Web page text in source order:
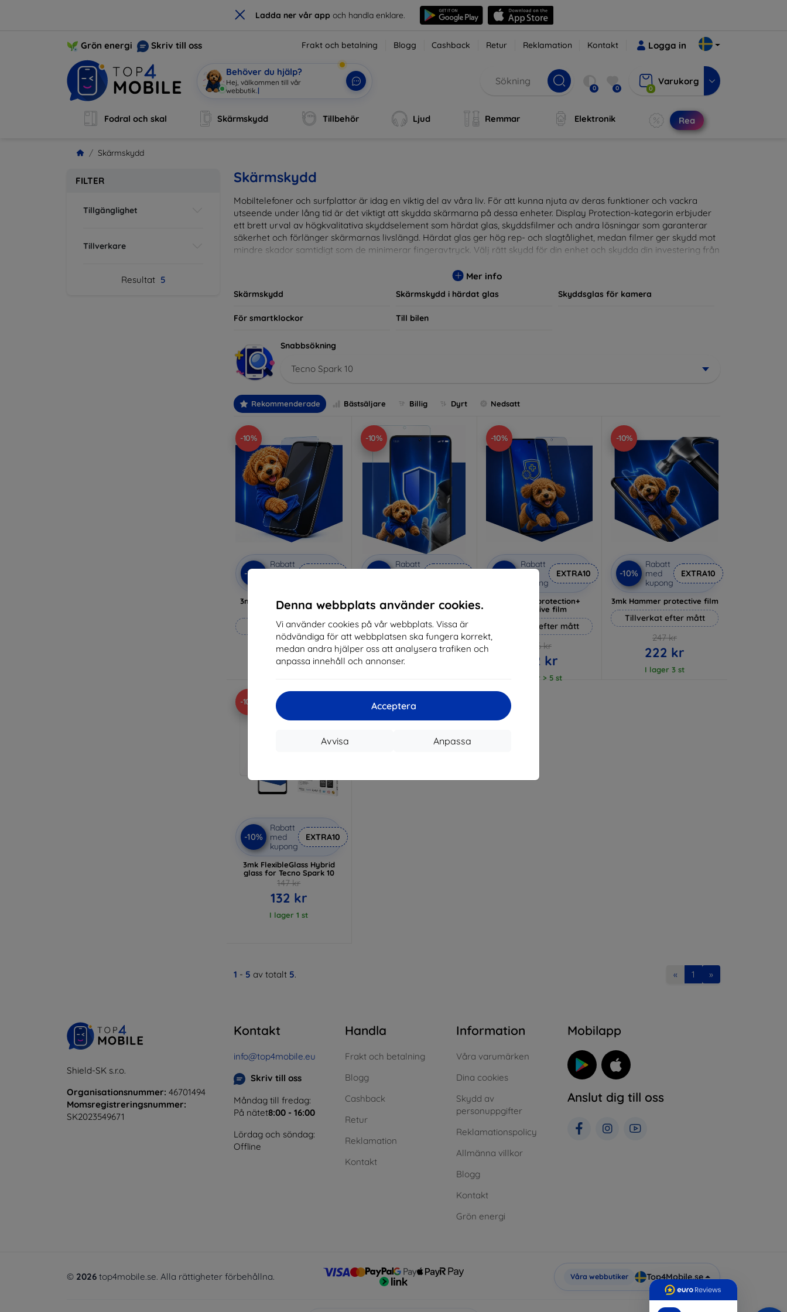
× Ladda ner vår app och handla enklare.
Denna webbplats använder cookies.
Vi använder cookies på vår webbplats. Vissa är
nödvändiga för att webbplatsen ska fungera korrekt,
medan andra hjälper oss att analysera trafiken och
anpassa innehåll och annonser.
Acceptera
Anpassa
Avvisa
Grön energi Skriv till oss Frakt och betalning Blogg Cashback Retur Reklamation Kontakt Logga in
Behöver du hjälp?
Hej, välkommen till vår w 0 0 0
Varukorg
Fodral och skal Skärmskydd Tillbehör Ljud Remmar Elektronik Rea
Skärmskydd
FILTER
Tillgänglighet
Tillverkare
Resultat 5
Skärmskydd
Mobiltelefoner och surfplattor är idag en viktig del av våra liv. För att kunna njuta av deras funktioner och vackra
utseende under lång tid är det viktigt att skydda skärmarna på dessa enheter. Display Protection-kategorin erbjuder
ett brett urval av högkvalitativa skyddselement som härdat glas, skyddsfilmer och andra lösningar som garanterar
säkerhet och förlänger skärmarnas livslängd. Härdat glas ger hög rep- och slagtålighet, medan filmer ger skydd mot
mindre skador samtidigt som de minimerar fingeravtryck. Välj rätt skydd för din enhet och skydda din investering från
modeller, vilket säkerställer att varje kund hittar det perfekta skyddet för sin enhet.
Mer info
Skärmskydd Skärmskydd i härdat glas Skyddsglas för kamera
För smartklockor Till bilen
Snabbsökning
Tecno Spark 10
Rekommenderade Bästsäljare Billig Dyrt Nedsatt
-10%
-10%
Rabatt
3mk Anti-Shock protective
glass
Tillverkat efter mått
214 kr
193 kr
-10%
Rabatt
3mk Pure Matt protective
glass
Tillverkat efter mått
170 kr
153 kr
-10%
Rabatt
kupong
EXTRA10
3mk Silverprotection+
protective film
Tillverkat efter mått
236 kr
212 kr
I lager > 5 st
-10%
-10%
Rabatt
med
kupong
EXTRA10
3mk Hammer protective film
Tillverkat efter mått
247 kr
222 kr
I lager 3 st
-10%
-10%
Rabatt
med
kupong
EXTRA10
3mk FlexibleGlass Hybrid
glass for Tecno Spark 10
147 kr
132 kr
I lager 1 st
1 - 5 av totalt 5. « 1 »
Shield-SK s.r.o.
Organisationsnummer: 46701494
Momsregistreringsnummer:
SK2023549671
Kontakt
info@top4mobile.eu
Skriv till oss
Måndag till fredag:
På nätet8:00 - 16:00
Lördag och söndag:
Offline
Handla
Frakt och betalning
Blogg
Cashback
Retur
Reklamation
Kontakt
Information
Våra varumärken
Dina cookies
Skydd av
personuppgifter
Reklamationspolicy
Allmänna villkor
Blogg
Kontakt
Grön energi
Mobilapp
Anslut dig till oss
© 2026 top4mobile.se. Alla rättigheter förbehållna. Våra webbutiker Top4Mobile.se